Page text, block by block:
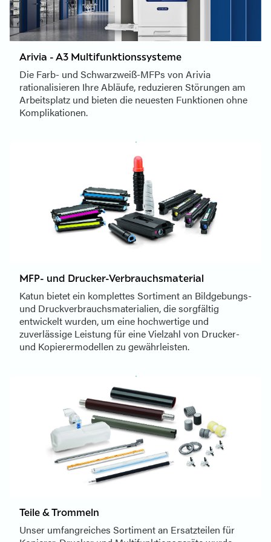
Arivia - A3 Multifunktionssysteme
Die Farb- und Schwarzweiß-MFPs von Arivia
rationalisieren Ihre Abläufe, reduzieren Störungen am
Arbeitsplatz und bieten die neuesten Funktionen ohne
Komplikationen.
MFP- und Drucker-Verbrauchsmaterial
Katun bietet ein komplettes Sortiment an Bildgebungs-
und Druckverbrauchsmaterialien, die sorgfältig
entwickelt wurden, um eine hochwertige und
zuverlässige Leistung für eine Vielzahl von Drucker-
und Kopierermodellen zu gewährleisten.
Teile & Trommeln
Unser umfangreiches Sortiment an Ersatzteilen für